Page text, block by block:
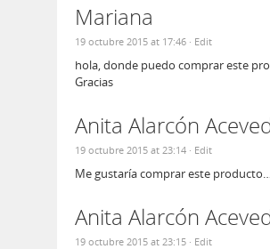
Mariana
19 octubre 2015 at 17:46 · Edit
hola, donde puedo comprar este
Gracias
Anita Alarcón
19 octubre 2015 at 23:14 · Edit
Me gustaría comprar este
Anita Alarcón
19 octubre 2015 at 23:15 · Edit